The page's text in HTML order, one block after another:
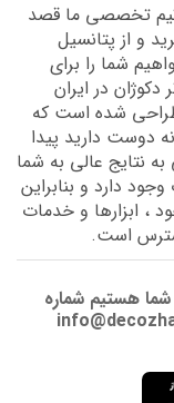
تیم تخصصی ما قصد
و از پتانسیل
شما را برای
در ایران
شده است که
دوست دارید پیدا
نتایج عالی به شما
انتخاب وجود دارد و بنابراین
، ابزارها و خدمات
است.
هستیم شماره